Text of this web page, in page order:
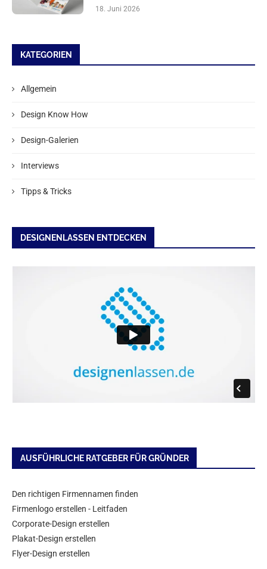
18. Juni 2026
KATEGORIEN
Allgemein
Design Know How
Design-Galerien
Interviews
Tipps & Tricks
DESIGNENLASSEN ENTDECKEN
AUSFÜHRLICHE RATGEBER FÜR GRÜNDER
Den richtigen Firmennamen finden
Firmenlogo erstellen - Leitfaden
Corporate-Design erstellen
Plakat-Design erstellen
Flyer-Design erstellen